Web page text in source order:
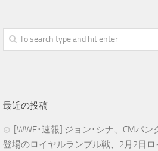
最近の投稿
[WWE･速報] ジョン･シナ、CMパ
登場のロイヤルランブル戦、2月2日